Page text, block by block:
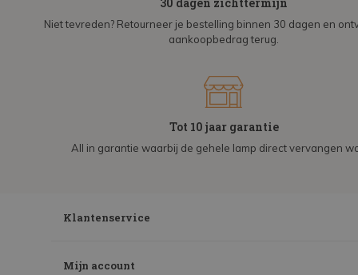
30 dagen zichttermijn
Niet tevreden? Retourneer je bestelling binnen 30 dagen en
aankoopbedrag terug.
Tot 10 jaar garantie
All in garantie waarbij de gehele lamp direct vervangen
Klantenservice
Mijn account